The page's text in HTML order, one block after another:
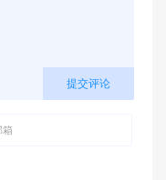
提交评论